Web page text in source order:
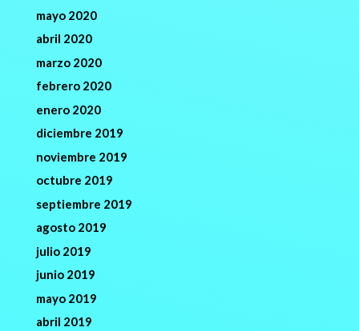
mayo 2020
abril 2020
marzo 2020
febrero 2020
enero 2020
diciembre 2019
noviembre 2019
octubre 2019
septiembre 2019
agosto 2019
julio 2019
junio 2019
mayo 2019
abril 2019